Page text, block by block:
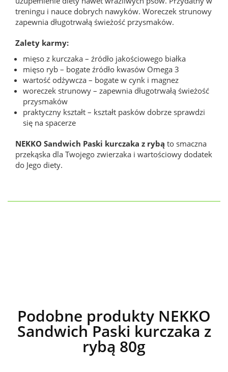
treningu i nauce dobrych nawyków. Woreczek strunowy
zapewnia długotrwałą świeżość przysmaków.
Zalety karmy:
mięso z kurczaka – źródło jakościowego białka
mięso ryb – bogate źródło kwasów Omega 3
wartość odżywcza – bogate w cynk i magnez
woreczek strunowy – zapewnia długotrwałą świeżość
przysmaków
praktyczny kształt – kształt pasków dobrze sprawdzi
się na spacerze
NEKKO Sandwich Paski kurczaka z rybą to smaczna
przekąska dla Twojego zwierzaka i wartościowy dodatek
do Jego diety.
Podobne produkty NEKKO
Sandwich Paski kurczaka z
rybą 80g